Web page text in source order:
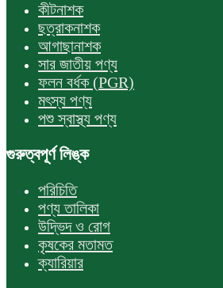
কীটনাশক
ছত্রাকনাশক
আগাছানাশক
সার জাতীয় পণ্য
ফলন বর্ধক (PGR)
মৎস্য পণ্য
পশু স্বাস্থ্য পণ্য
গুরুত্বপূর্ণ লিঙ্ক
পরিচিতি
পণ্য তালিকা
উদ্ভিদ ও রোগ
কৃষকের মতামত
ক্যারিয়ার